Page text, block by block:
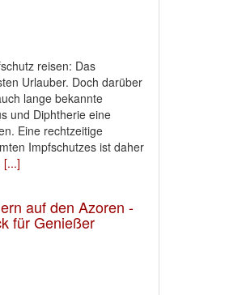
reisen: Das
Urlauber. Doch darüber
lange bekannte
und Diphtherie eine
Eine rechtzeitige
Impfschutzes ist daher
[...]
auf den Azoren -
für Genießer